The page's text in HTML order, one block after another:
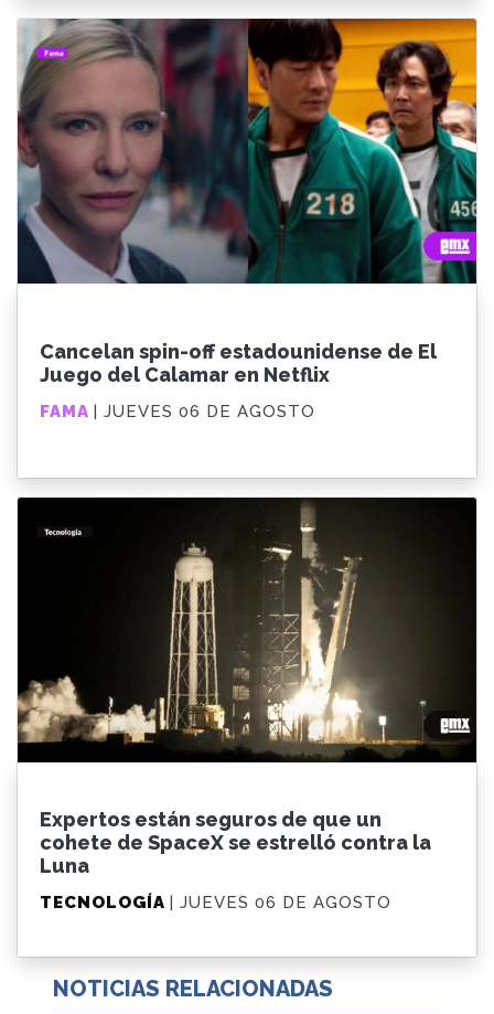
Cancelan spin-off estadounidense de El
Juego del Calamar en Netflix
FAMA | JUEVES 06 DE AGOSTO
Expertos están seguros de que un
cohete de SpaceX se estrelló contra la
Luna
TECNOLOGÍA | JUEVES 06 DE AGOSTO
NOTICIAS RELACIONADAS